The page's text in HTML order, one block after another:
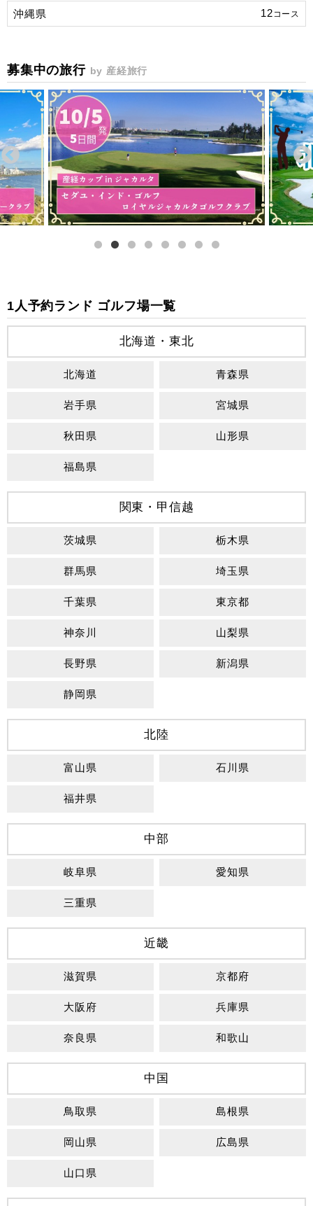
沖縄県 12コース
募集中の旅行 by 産経旅行
1人予約ランド ゴルフ場一覧
北海道・東北
北海道 青森県
岩手県 宮城県
秋田県 山形県
福島県
関東・甲信越
茨城県 栃木県
群馬県 埼玉県
千葉県 東京都
神奈川 山梨県
長野県 新潟県
静岡県
北陸
富山県 石川県
福井県
中部
岐阜県 愛知県
三重県
近畿
滋賀県 京都府
大阪府 兵庫県
奈良県 和歌山
中国
鳥取県 島根県
岡山県 広島県
山口県